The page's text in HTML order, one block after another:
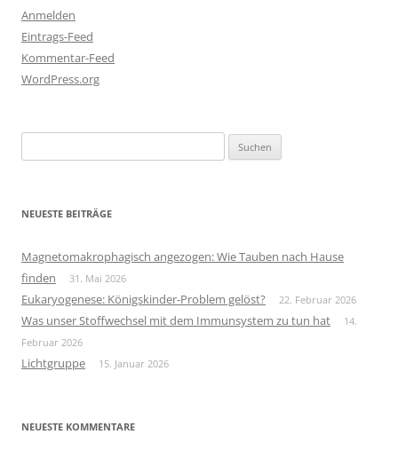
Anmelden
Eintrags-Feed
Kommentar-Feed
WordPress.org
nach:
NEUESTE BEITRÄGE
Magnetomakrophagisch angezogen: Wie Tauben nach Hause
finden
31. Mai 2026
Eukaryogenese: Königskinder-Problem gelöst? 22. Februar 2026
Was unser Stoffwechsel mit dem Immunsystem zu tun hat
14.
Februar 2026
Lichtgruppe 15. Januar 2026
NEUESTE KOMMENTARE